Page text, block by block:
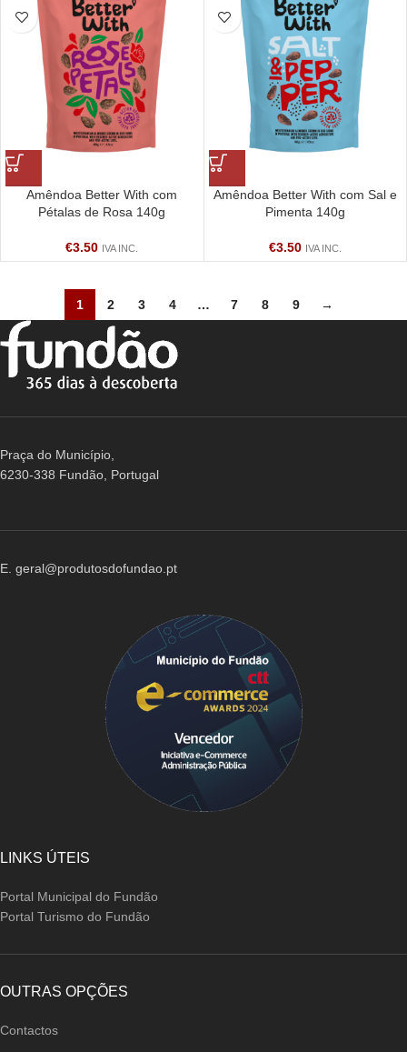
Amêndoa Better With com
Pétalas de Rosa 140g
€3.50 IVA INC.
Amêndoa Better With com Sal e
Pimenta 140g
€3.50 IVA INC.
1 2 3 4 … 7 8 9 →
Praça do Município,
6230-338 Fundão, Portugal
E. geral@produtosdofundao.pt
LINKS ÚTEIS
Portal Municipal do Fundão
Portal Turismo do Fundão
OUTRAS OPÇÕES
Contactos